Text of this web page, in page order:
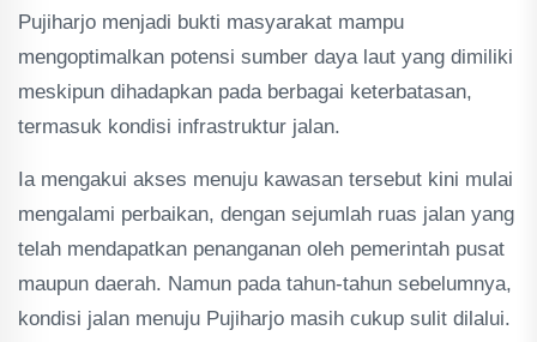
Pujiharjo menjadi bukti masyarakat mampu
mengoptimalkan potensi sumber daya laut yang dimiliki
meskipun dihadapkan pada berbagai keterbatasan,
termasuk kondisi infrastruktur jalan.
Ia mengakui akses menuju kawasan tersebut kini mulai
mengalami perbaikan, dengan sejumlah ruas jalan yang
telah mendapatkan penanganan oleh pemerintah pusat
maupun daerah. Namun pada tahun-tahun sebelumnya,
kondisi jalan menuju Pujiharjo masih cukup sulit dilalui.